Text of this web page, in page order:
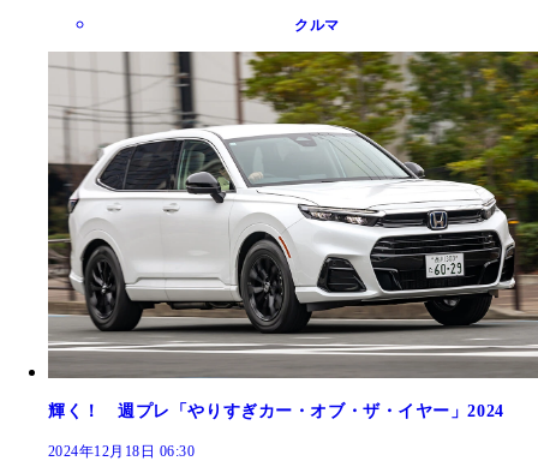
クルマ
輝く！ 週プレ「やりすぎカー・オブ・ザ・イヤー」2024
2024年12月18日 06:30